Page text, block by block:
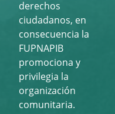
derechos
ciudadanos, en
consecuencia la
FUPNAPIB
promociona y
privilegia la
organización
comunitaria.